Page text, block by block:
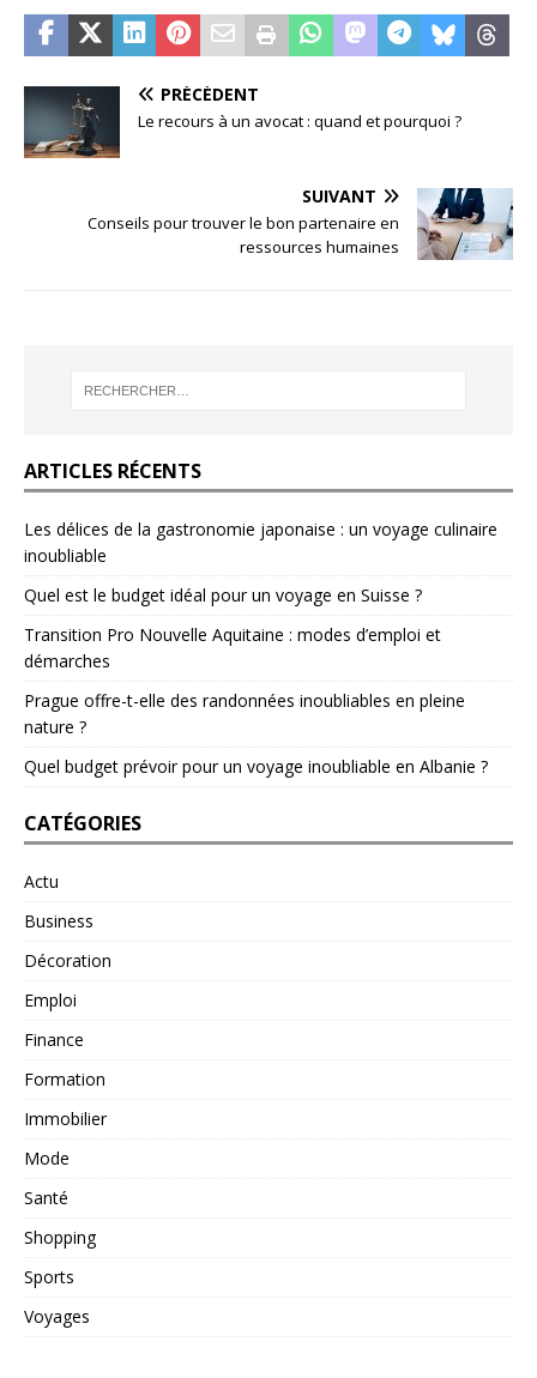
PRÉCÉDENT
Le recours à un avocat : quand et pourquoi ?
SUIVANT
Conseils pour trouver le bon partenaire en
ressources humaines
ARTICLES RÉCENTS
Les délices de la gastronomie japonaise : un voyage culinaire
inoubliable
Quel est le budget idéal pour un voyage en Suisse ?
Transition Pro Nouvelle Aquitaine : modes d’emploi et
démarches
Prague offre-t-elle des randonnées inoubliables en pleine
nature ?
Quel budget prévoir pour un voyage inoubliable en Albanie ?
CATÉGORIES
Actu
Business
Décoration
Emploi
Finance
Formation
Immobilier
Mode
Santé
Shopping
Sports
Voyages